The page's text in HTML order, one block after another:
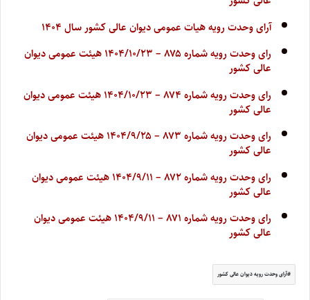
آرای وحدت رویه هیات عمومی دیوان عالی کشور سال ۱۴۰۴
رای وحدت رویه شماره ۸۷۵ – ۱۴۰۴/۱۰/۲۳ هیئت عمومی دیوان
عالی کشور
رای وحدت رویه شماره ۸۷۴ – ۱۴۰۴/۱۰/۲۳ هیئت عمومی دیوان
عالی کشور
رای وحدت رویه شماره ۸۷۳ – ۱۴۰۴/۹/۲۵ هیئت عمومی دیوان
عالی کشور
رای وحدت رویه شماره ۸۷۲ – ۱۴۰۴/۹/۱۱ هیئت عمومی دیوان
عالی کشور
رای وحدت رویه شماره ۸۷۱ – ۱۴۰۴/۹/۱۱ هیئت عمومی دیوان
عالی کشور
آرای وحدت رویه دیوان عالی کشور